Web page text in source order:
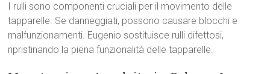
I rulli sono componenti cruciali per il movimento delle
tapparelle. Se danneggiati, possono causare blocchi e
malfunzionamenti. Eugenio sostituisce rulli difettosi,
ripristinando la piena funzionalità delle tapparelle.